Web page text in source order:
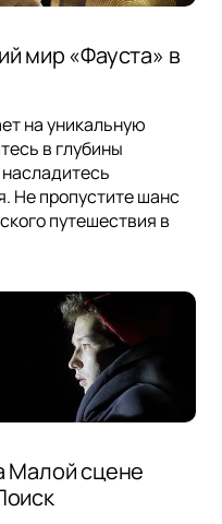
мир «Фауста» в
на уникальную
в глубины
Не пропустите шанс
путешествия в
Малой сцене